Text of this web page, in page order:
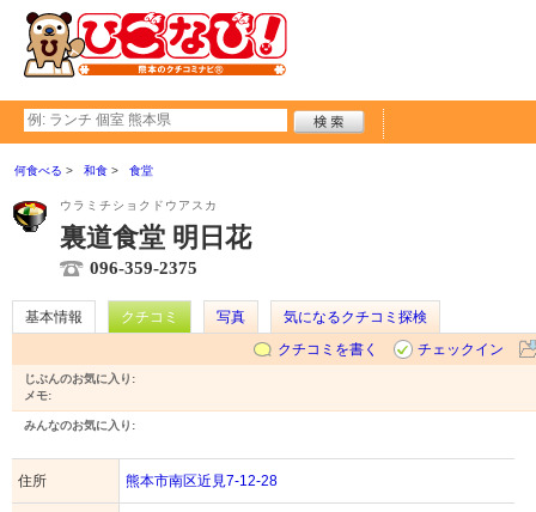
何食べる 和食 食堂
ウラミチショクドウアスカ
裏道食堂 明日花
096-359-2375
基本情報 クチコミ 写真
気になるクチコミ探検
クチコミを書く
チェックイン
じぶんのお気に入り:
メモ:
みんなのお気に入り:
住所 熊本市南区近見7-12-28